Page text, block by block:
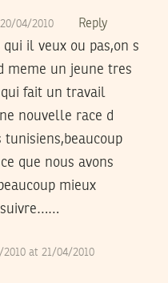
04/2010 Reply
il veux ou pas,on s
meme un jeune tres
fait un travail
nouvelle race d
que nous avons
mieux
suivre……
2010 at 21/04/2010